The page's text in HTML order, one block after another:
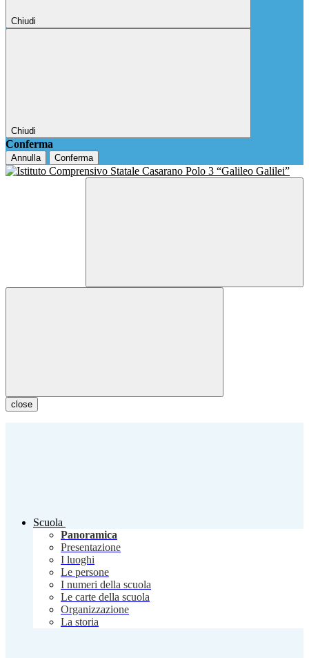
Chiudi
Chiudi
Conferma
Annulla Conferma
close
Scuola
Panoramica
Presentazione
I luoghi
Le persone
I numeri della scuola
Le carte della scuola
Organizzazione
La storia